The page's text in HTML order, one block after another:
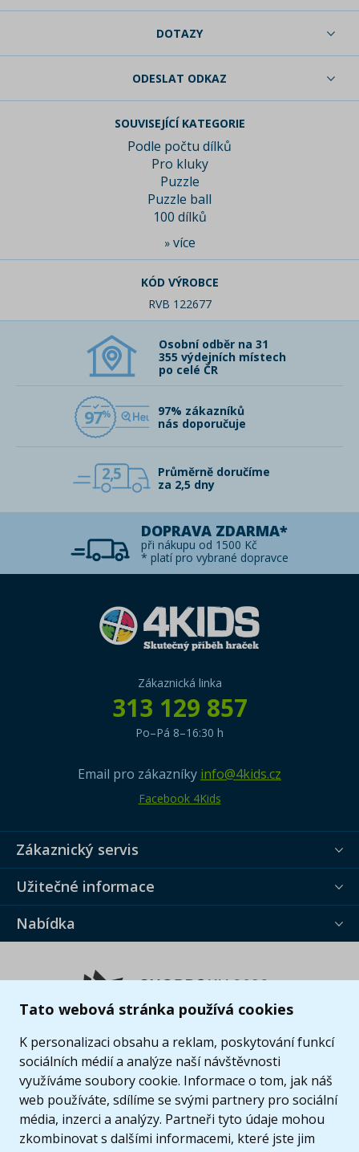
Tato webová stránka používá cookies
K personalizaci obsahu a reklam, poskytování funkcí
sociálních médií a analýze naší návštěvnosti
využíváme soubory cookie. Informace o tom, jak náš
web používáte, sdílíme se svými partnery pro sociální
média, inzerci a analýzy. Partneři tyto údaje mohou
zkombinovat s dalšími informacemi, které jste jim
DOTAZY
ODESLAT ODKAZ
SOUVISEJÍCÍ KATEGORIE
Podle počtu dílků
Pro kluky
Puzzle
Puzzle ball
100 dílků
» více
KÓD VÝROBCE
RVB 122677
Osobní odběr na 31
355 výdejních místech
po celé ČR
97
97% zákazníků
nás doporučuje
2,5
Průměrně doručíme
za 2,5 dny
DOPRAVA ZDARMA*
při nákupu od 1500 Kč
* platí pro vybrané dopravce
Zákaznická linka
313 129 857
Po–Pá 8–16:30 h
Email pro zákazníky info@4kids.cz
Facebook 4Kids
Zákaznický servis
Užitečné informace
Nabídka